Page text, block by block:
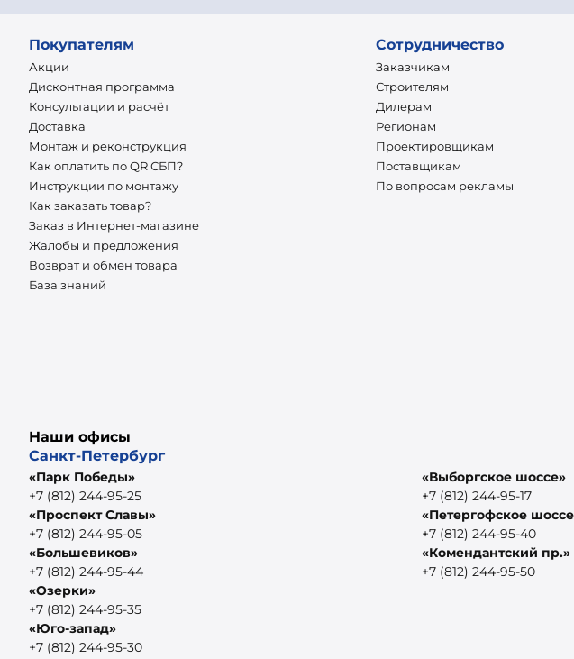
Покупателям
Акции
Дисконтная программа
Консультации и расчёт
Доставка
Монтаж и реконструкция
Как оплатить по QR СБП?
Инструкции по монтажу
Как заказать товар?
Заказ в Интернет-магазине
Жалобы и предложения
Возврат и обмен товара
База знаний
Сотрудничество
Заказчикам
Строителям
Дилерам
Регионам
Проектировщикам
Поставщикам
По вопросам рекламы
Наши офисы
Санкт-Петербург
«Парк Победы»
+7 (812) 244-95-25
«Проспект Славы»
+7 (812) 244-95-05
«Большевиков»
+7 (812) 244-95-44
«Озерки»
+7 (812) 244-95-35
«Юго-запад»
+7 (812) 244-95-30
«Выборгское шоссе»
+7 (812) 244-95-17
«Петергофское
+7 (812) 244-95-40
«Комендантский пр.»
+7 (812) 244-95-50